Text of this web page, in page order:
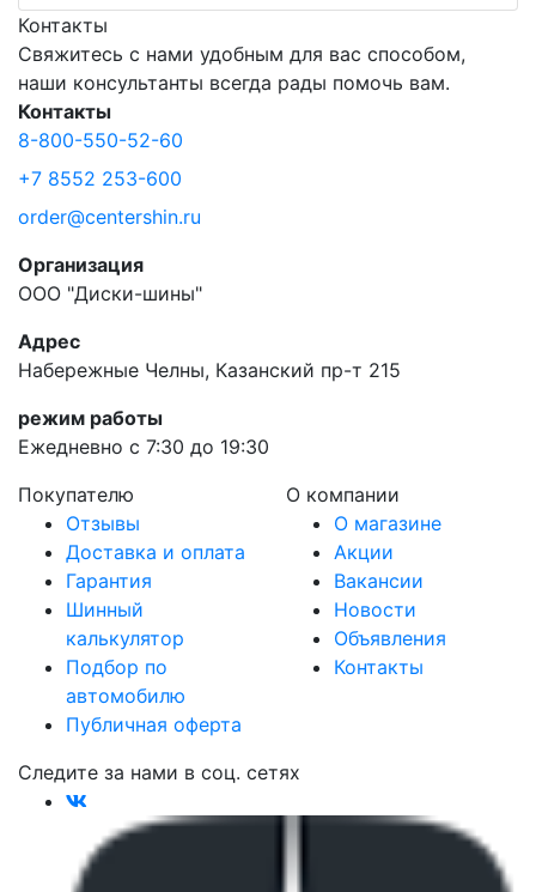
Контакты
Свяжитесь с нами удобным для вас способом,
наши консультанты всегда рады помочь вам.
Контакты
8-800-550-52-60
+7 8552 253-600
order@centershin.ru
Организация
ООО "Диски-шины"
Адрес
Набережные Челны, Казанский пр-т 215
режим работы
Ежедневно с 7:30 до 19:30
Покупателю
Отзывы
Доставка и оплата
Гарантия
Шинный
калькулятор
Подбор по
автомобилю
Публичная оферта
О компании
О магазине
Акции
Вакансии
Новости
Объявления
Контакты
Следите за нами в соц. сетях